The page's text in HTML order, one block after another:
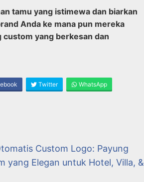
tamu yang istimewa dan biarkan
Anda ke mana pun mereka
custom yang berkesan dan
Twitter WhatsApp
Custom Logo: Payung
yang Elegan untuk Hotel, Villa, &